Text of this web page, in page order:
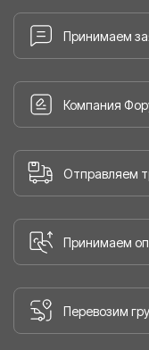
Принимаем
Компания
Отправляем
Принимаем
Перевозим